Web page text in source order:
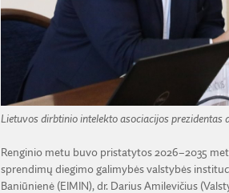
Lietuvos dirbtinio intelekto asociacijos prezidentas
Renginio metu buvo pristatytos 2026–2035
sprendimų diegimo galimybės valstybės
Baniūnienė (EIMIN), dr. Darius Amilevičius